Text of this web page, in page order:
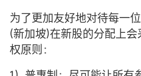
为了更加友好地对待每一
(新加坡)在新股的分配上
权原则：